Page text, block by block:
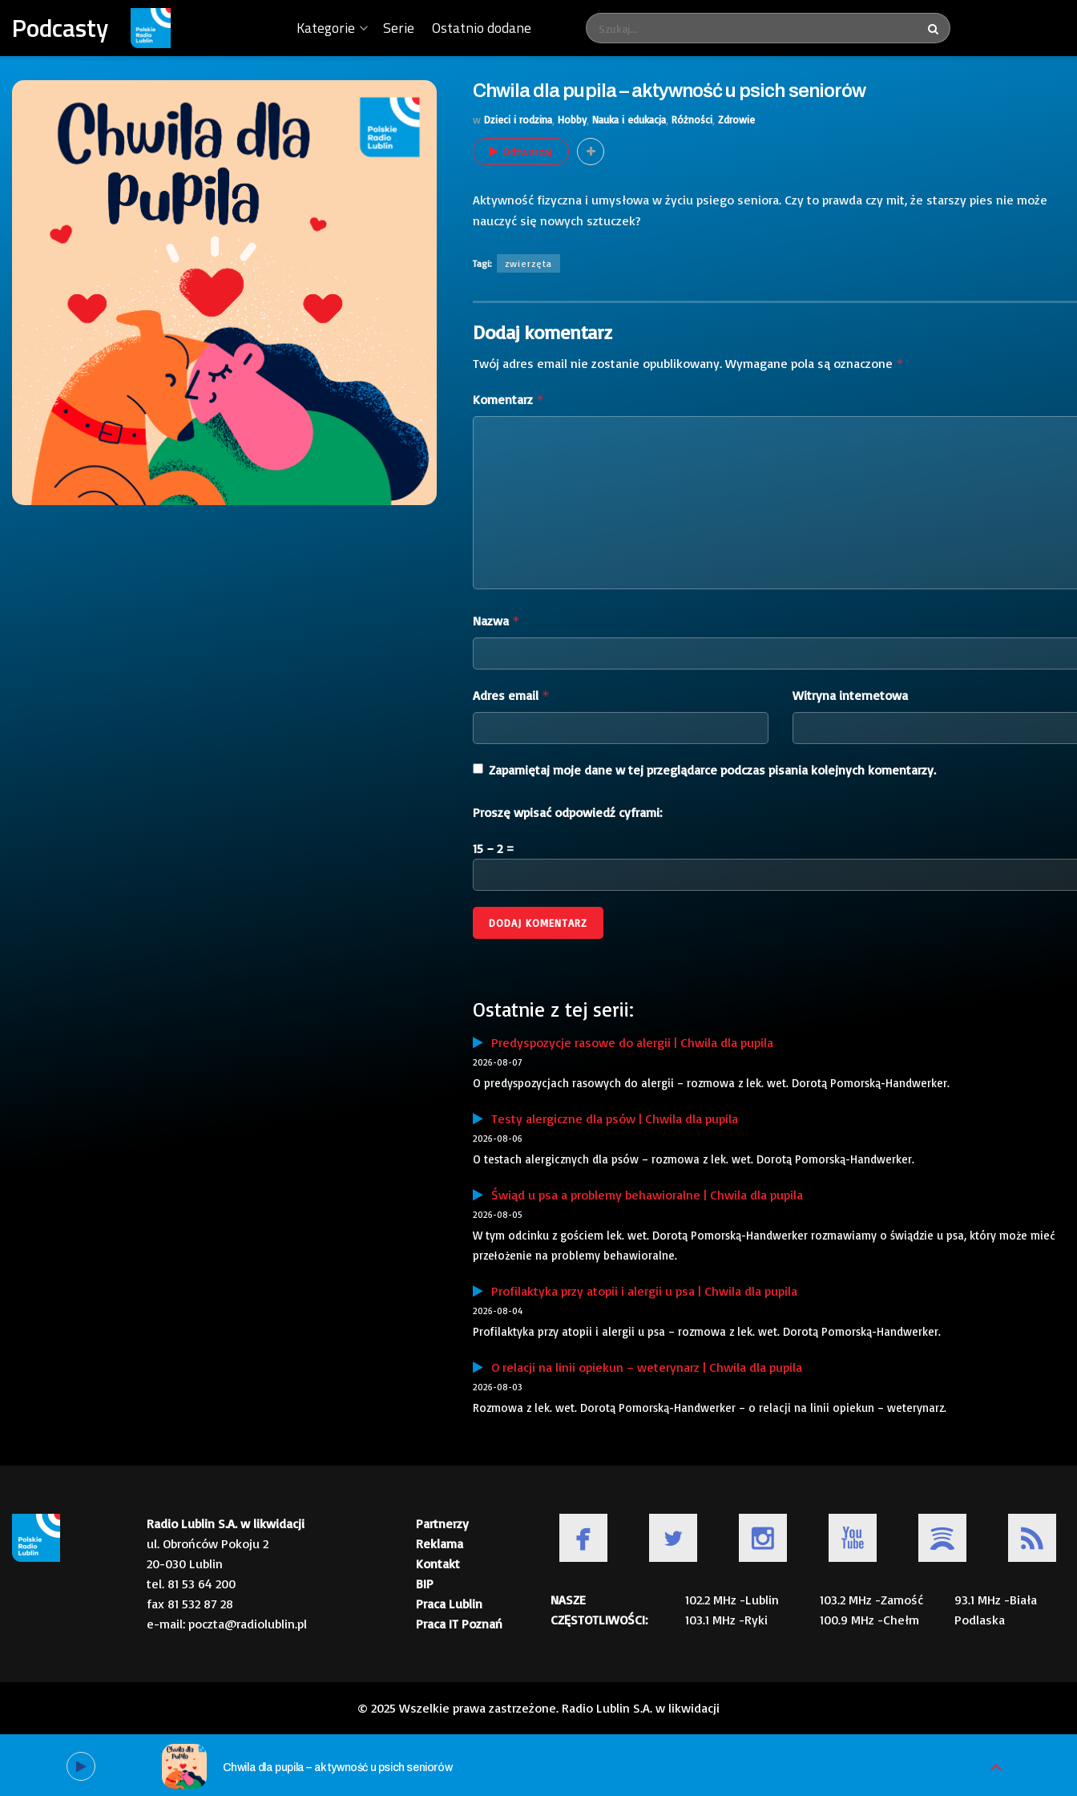
Podcasty Kategorie Serie Ostatnio dodane
Chwila dla pupila – aktywność u psich seniorów
w Dzieci i rodzina Hobby, Nauka i edukacja Różności Zdrowie
Odtwarzaj
Aktywność fizyczna i umysłowa w życiu psiego seniora. Czy to prawda czy mit, że starszy pies nie może
nauczyć się nowych sztuczek?
Tagi: zwierzęta
Dodaj komentarz
Twój adres email nie zostanie opublikowany. Wymagane pola są oznaczone *
Komentarz *
Nazwa *
Adres email * Witryna internetowa
Zapamiętaj moje dane w tej przeglądarce podczas pisania kolejnych komentarzy.
Proszę wpisać odpowiedź cyframi:
15 − 2 =
Ostatnie z tej serii:
Predyspozycje rasowe do alergii | Chwila dla pupila
2026-08-07
O predyspozycjach rasowych do alergii – rozmowa z lek. wet. Dorotą Pomorską-Handwerker.
Testy alergiczne dla psów | Chwila dla pupila
2026-08-06
O testach alergicznych dla psów – rozmowa z lek. wet. Dorotą Pomorską-Handwerker.
Świąd u psa a problemy behawioralne | Chwila dla pupila
2026-08-05
W tym odcinku z gościem lek. wet. Dorotą Pomorską-Handwerker rozmawiamy o świądzie u psa, który może mieć
przełożenie na problemy behawioralne.
Profilaktyka przy atopii i alergii u psa | Chwila dla pupila
2026-08-04
Profilaktyka przy atopii i alergii u psa – rozmowa z lek. wet. Dorotą Pomorską-Handwerker.
O relacji na linii opiekun – weterynarz | Chwila dla pupila
2026-08-03
Rozmowa z lek. wet. Dorotą Pomorską-Handwerker – o relacji na linii opiekun – weterynarz.
Radio Lublin S.A. w likwidacji
ul. Obrońców Pokoju 2
20-030 Lublin
tel. 81 53 64 200
fax 81 532 87 28
e-mail: poczta@radiolublin.pl
Partnerzy
Reklama
Kontakt
BIP
Praca Lublin
Praca IT Poznań
NASZE
CZĘSTOTLIWOŚCI:
102.2 MHz -Lublin
103.1 MHz -Ryki
103.2 MHz -Zamość
100.9 MHz -Chełm
93.1 MHz -Biała
Podlaska
© 2025 Wszelkie prawa zastrzeżone. Radio Lublin S.A. w likwidacji
Chwila dla pupila – aktywność u psich seniorów